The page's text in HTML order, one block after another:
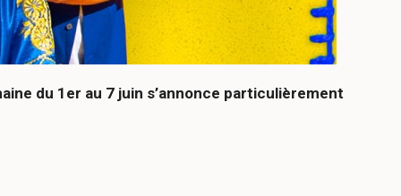
du 1er au 7 juin s’annonce particulièrement